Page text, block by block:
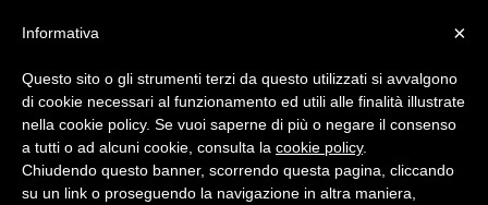
Cronaca
×
Informativa
Questo sito o gli strumenti terzi da questo utilizzati si avvalgono
di cookie necessari al funzionamento ed utili alle finalità illustrate
nella cookie policy. Se vuoi saperne di più o negare il consenso
a tutti o ad alcuni cookie, consulta la cookie policy.
Chiudendo questo banner, scorrendo questa pagina, cliccando
su un link o proseguendo la navigazione in altra maniera,